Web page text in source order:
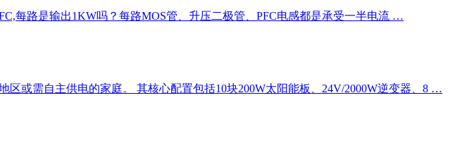
每路是输出1KW吗？每路MOS管、升压二极管、PFC电感都是承受一半电流 …
或需自主供电的家庭。 其核心配置包括10块200W太阳能板、24V/2000W逆变器、8 …